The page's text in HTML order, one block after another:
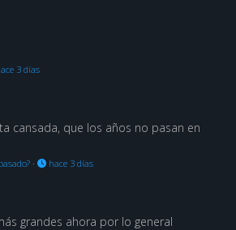
3 días
cansada, que los años no pasan en
· hace 3 días
grandes ahora por lo general